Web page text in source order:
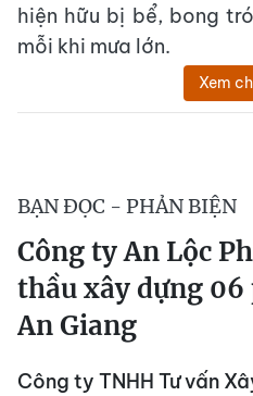
hiện hữu bị bể, bong
mỗi khi mưa lớn.
Xem
BẠN ĐỌC - PHẢN BIỆN
Công ty An Lộc
thầu xây dựng
An Giang
Công ty TNHH Tư vấn